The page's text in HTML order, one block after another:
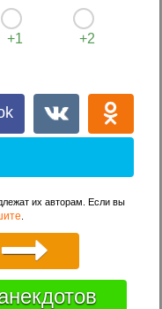
+1 +2
их авторам. Если вы